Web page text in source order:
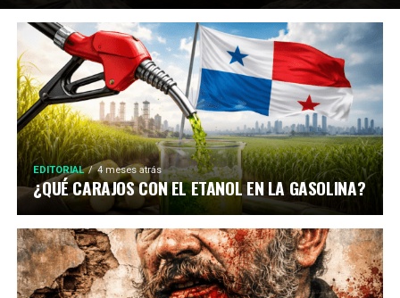
EDITORIAL 4 meses atrás
¿QUÉ CARAJOS CON EL ETANOL EN LA GASOLINA?